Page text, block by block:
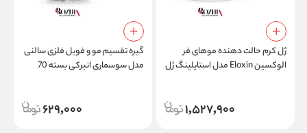
ژل کرم حالت دهنده موهای فر
الوکسین Eloxin مدل استایلینگ ژل
1,527,900
گیره تقسیم مو و فویل فلزی سالنی
مدل سوسماری انبرکی بسته 70
629,000